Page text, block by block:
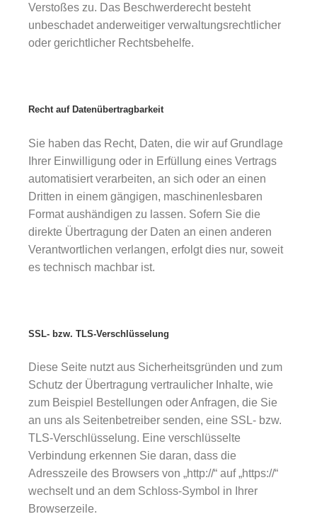
Verstoßes zu. Das Beschwerderecht besteht
unbeschadet anderweitiger verwaltungsrechtlicher
oder gerichtlicher Rechtsbehelfe.
Recht auf Datenübertragbarkeit
Sie haben das Recht, Daten, die wir auf Grundlage
Ihrer Einwilligung oder in Erfüllung eines Vertrags
automatisiert verarbeiten, an sich oder an einen
Dritten in einem gängigen, maschinenlesbaren
Format aushändigen zu lassen. Sofern Sie die
direkte Übertragung der Daten an einen anderen
Verantwortlichen verlangen, erfolgt dies nur, soweit
es technisch machbar ist.
SSL- bzw. TLS-Verschlüsselung
Diese Seite nutzt aus Sicherheitsgründen und zum
Schutz der Übertragung vertraulicher Inhalte, wie
zum Beispiel Bestellungen oder Anfragen, die Sie
an uns als Seitenbetreiber senden, eine SSL- bzw.
TLS-Verschlüsselung. Eine verschlüsselte
Verbindung erkennen Sie daran, dass die
Adresszeile des Browsers von „http://“ auf „https://“
wechselt und an dem Schloss-Symbol in Ihrer
Browserzeile.